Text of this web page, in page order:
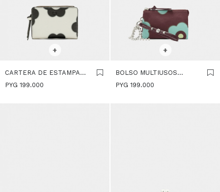
+
CARTERA DE ESTAMPADO
FLORAL - MULTICOLOR
PYG 199.000
+
BOLSO MULTIUSOS
ESTAMPADO FLORAL -
PYG 199.000